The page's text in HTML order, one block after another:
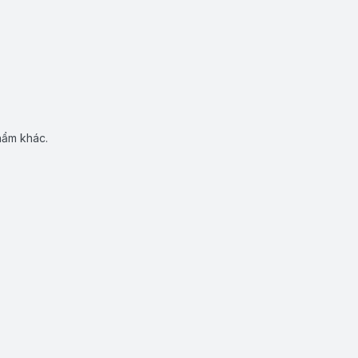
khác.